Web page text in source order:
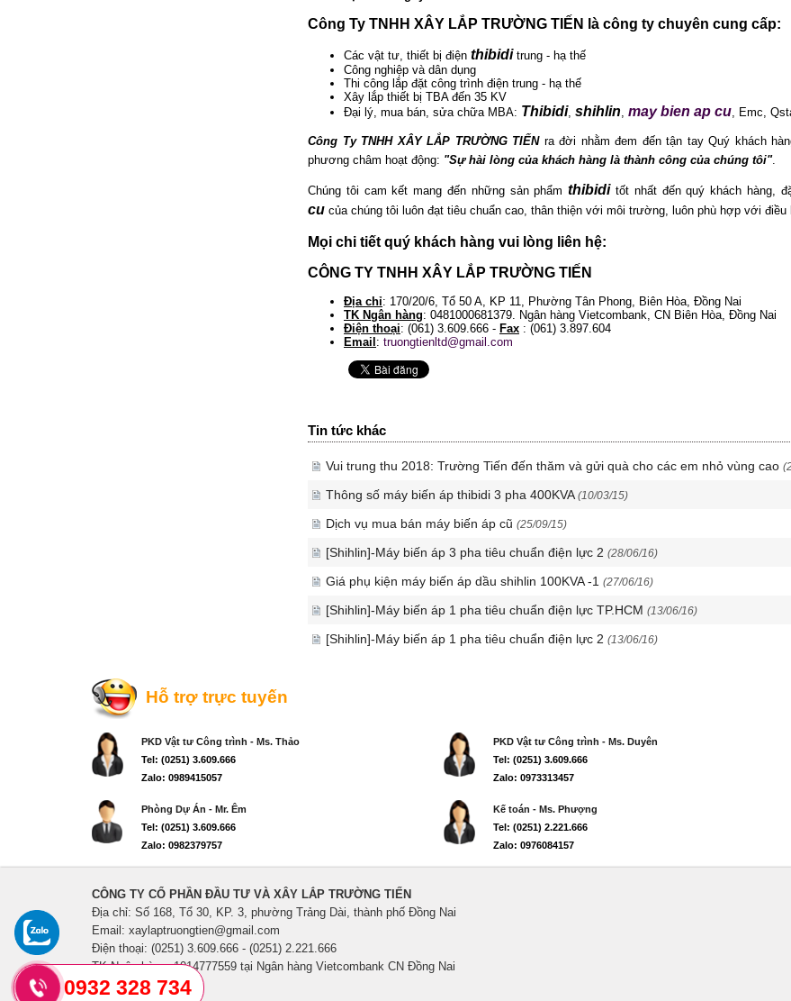
Công Ty TNHH XÂY LẮP TRƯỜNG TIẾN là công ty chuyên cung cấp:
Các vật tư, thiết bị điện thibidi trung - hạ thế
Công nghiệp và dân dụng
Thi công lắp đặt công trình điện trung - hạ thế
Xây lắp thiết bị TBA đến 35 KV
Đại lý, mua bán, sửa chữa MBA: Thibidi, shihlin, may bien ap cu, Emc,
Công Ty TNHH XÂY LẮP TRƯỜNG TIẾNra đời nhằm đem đến tận tay Quý khách
phương châm hoạt động: "Sự hài lòng của khách hàng là thành công của chúng tôi".
Chúng tôi cam kết mang đến những sản phẩmthibidi tốt nhất đến quý khách hàng,
cu của chúng tôi luôn đạt tiêu chuẩn cao, thân thiện với môi trường, luôn phù hợp với
Mọi chi tiết quý khách hàng vui lòng liên hệ:
CÔNG TY TNHH XÂY LẮP TRƯỜNG TIẾN
Địa chỉ: 170/20/6, Tổ 50 A, KP 11, Phường Tân Phong, Biên Hòa, Đồng Nai
TK Ngân hàng: 0481000681379. Ngân hàng Vietcombank, CN Biên Hòa, Đồng Nai
Điện thoại: (061) 3.609.666 - Fax : (061) 3.897.604
Email : truongtienltd@gmail.com
Tin tức khác
Vui trung thu 2018: Trường Tiến đến thăm và gửi quà cho các em nhỏ vùng cao
Thông số máy biến áp thibidi 3 pha 400KVA(10/03/15)
Dịch vụ mua bán máy biến áp cũ (25/09/15)
[Shihlin]-Máy biến áp 3 pha tiêu chuẩn điện lực 2 (28/06/16)
Giá phụ kiện máy biến áp dầu shihlin 100KVA -1 (27/06/16)
[Shihlin]-Máy biến áp 1 pha tiêu chuẩn điện lực TP.HCM (13/06/16)
[Shihlin]-Máy biến áp 1 pha tiêu chuẩn điện lực 2 (13/06/16)
Hỗ trợ trực tuyến
PKD Vật tư Công trình - Ms. Thảo
Tel: (0251) 3.609.666
Zalo: 0989415057
PKD Vật tư Công trình - Ms. Duyên
Tel: (0251) 3.609.666
Zalo: 0973313457
Phòng Dự Án - Mr. Êm
Tel: (0251) 3.609.666
Zalo: 0982379757
Kế toán - Ms. Phượng
Tel: (0251) 2.221.666
Zalo: 0976084157
CÔNG TY CỔ PHẦN ĐẦU TƯ VÀ XÂY LẮP TRƯỜNG TIẾN
Địa chỉ: Số 168, Tổ 30, KP. 3, phường Trảng Dài, thành phố Đồng Nai
Email: xaylaptruongtien@gmail.com
Điện thoại: (0251) 3.609.666 - (0251) 2.221.666
TK Ngân hàng: 1014777559 tại Ngân hàng Vietcombank CN Đồng Nai
0932 328 734